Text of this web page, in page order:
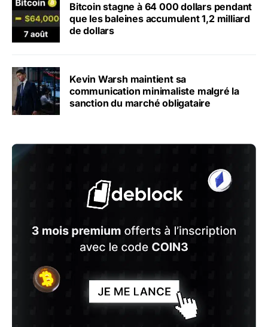
Bitcoin stagne à 64 000 dollars pendant
que les baleines accumulent 1,2 milliard
de dollars
Kevin Warsh maintient sa
communication minimaliste malgré la
sanction du marché obligataire